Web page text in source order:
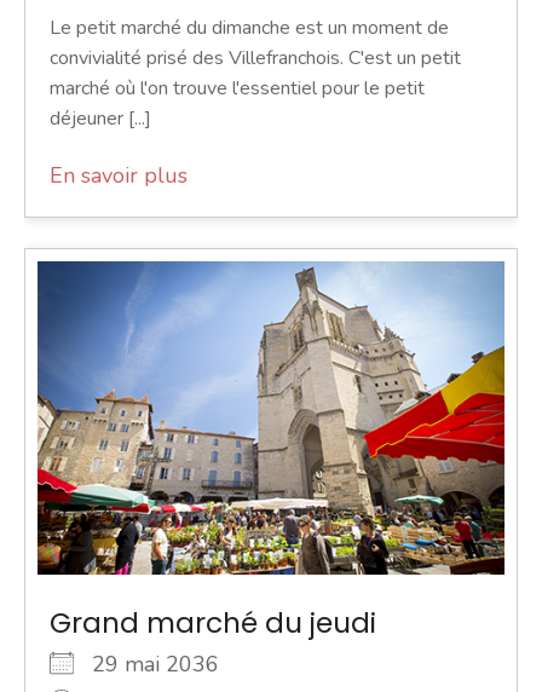
Le petit marché du dimanche est un moment de
convivialité prisé des Villefranchois. C'est un petit
marché où l'on trouve l'essentiel pour le petit
déjeuner [...]
En savoir plus
Grand marché du jeudi
29 mai 2036